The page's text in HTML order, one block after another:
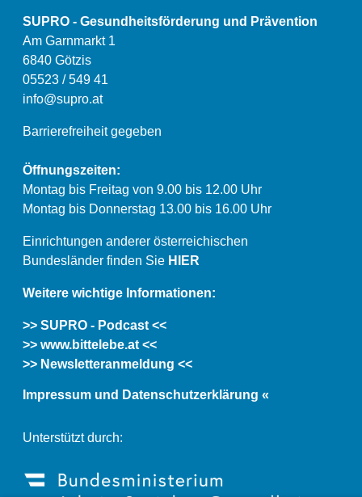
SUPRO - Gesundheitsförderung und Prävention
Am Garnmarkt 1
6840 Götzis
05523 / 549 41
info@supro.at
Barrierefreiheit gegeben
Öffnungszeiten:
Montag bis Freitag von 9.00 bis 12.00 Uhr
Montag bis Donnerstag 13.00 bis 16.00 Uhr
Einrichtungen anderer österreichischen
Bundesländer finden Sie HIER
Weitere wichtige Informationen:
>> SUPRO - Podcast <<
>> www.bittelebe.at <<
>> Newsletteranmeldung <<
Impressum und Datenschutzerklärung «
Unterstützt durch: